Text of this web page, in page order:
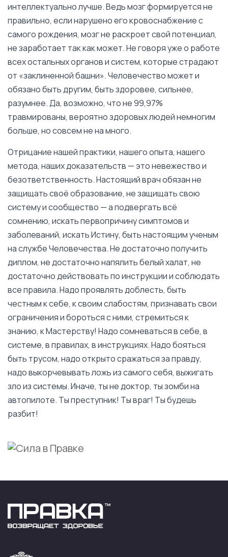
интеллектуально лучше. Ведь мозг формируется не
правильно, если нарушено его кровоснабжение с
самого рождения, мозг не раскроет свой потенциал,
не заработает так как может. Не говоря уже о работе
всех остальных органов и систем, которые страдают
от «заклиненной башни». Человечество может и
обязано быть другим, быть здоровее, сильнее,
разумнее. Да, возможно, что не 99,97%
травмированы, вероятно здоровых людей немногим
больше, но совсем не на много.
Отрицание нашей практики, нашего опыта, нашего
метода, наших доказательств — это невежество и
безответственность. Настоящий врач обязан не
защищать своё образование, не защищать свою
систему и сообщество — а подвергать всё
сомнению, искать первопричину симптомов и
заболеваний, искать Истину, быть настоящим ученым
на службе Человечества. Не достаточно получить
диплом, не достаточно напялить белый халат, не
достаточно действовать по инструкции и соблюдать
все правила. Надо проявлять доблесть, быть
честным к себе, к своим слабостям, признавать свои
ограничения и бороться с ними, стремиться к
знанию, к Мастерству! Надо сомневаться в себе, в
системе, в правилах, в инструкциях. Надо бояться
быть трусом, надо открыто сражаться за правду,
надо выкорчевывать ложь из самого себя, выжигать
зло из системы. Иначе, ты не доктор, ты зомби на
автопилоте. Ты преступник! Ты враг! Ты будешь
разбит!